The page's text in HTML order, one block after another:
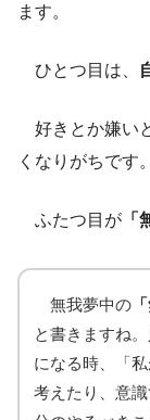
ます。
ひとつ目は、
好きとか嫌い
くなりがちです。
ふたつ目が
無我夢中の
と書きますね
になる時、「
考えたり、意